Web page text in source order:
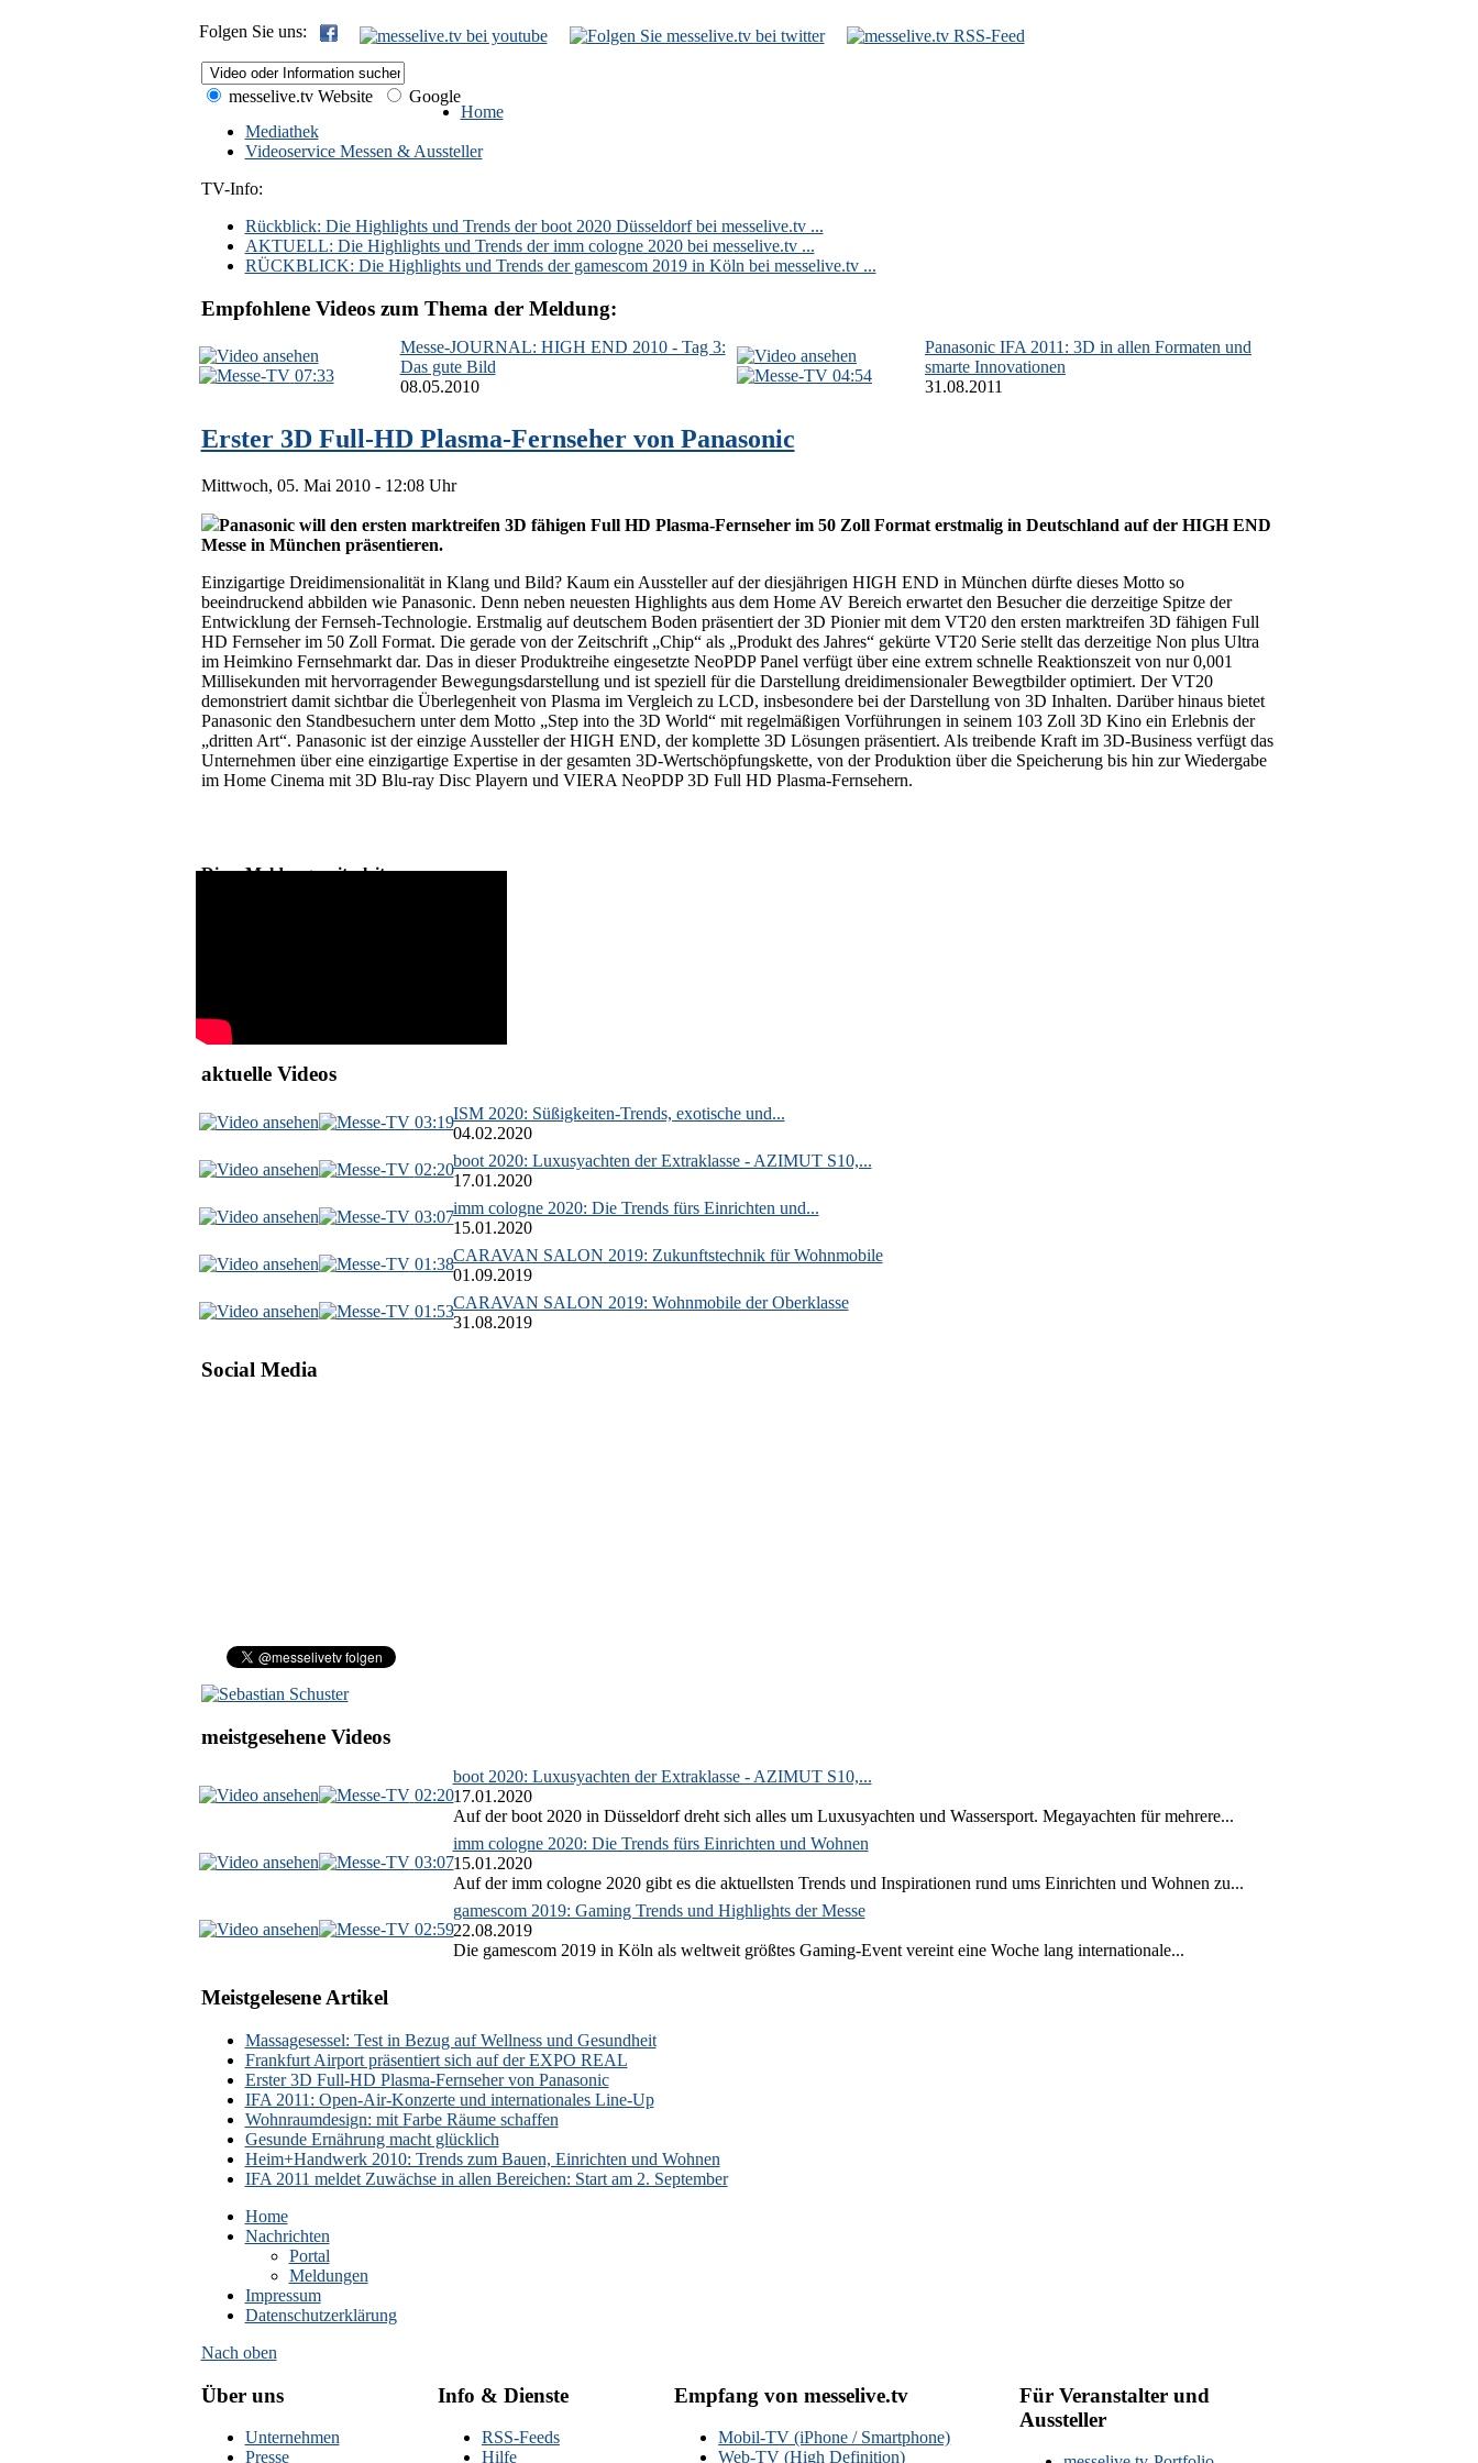
Folgen Sie uns:
messelive.tv Website
Google
Home
Mediathek
Videoservice Messen & Aussteller
TV-Info:
Rückblick: Die Highlights und Trends der boot 2020 Düsseldorf bei messelive.tv ...
AKTUELL: Die Highlights und Trends der imm cologne 2020 bei messelive.tv ...
RÜCKBLICK: Die Highlights und Trends der gamescom 2019 in Köln bei messelive.tv ...
Empfohlene Videos zum Thema der Meldung:
07:33
Messe-JOURNAL: HIGH END 2010 - Tag 3:
Das gute Bild
08.05.2010
04:54
Panasonic IFA 2011: 3D in allen Formaten und
smarte Innovationen
31.08.2011
Erster 3D Full-HD Plasma-Fernseher von Panasonic
Mittwoch, 05. Mai 2010 - 12:08 Uhr
Panasonic will den ersten marktreifen 3D fähigen Full HD Plasma-Fernseher im 50 Zoll Format erstmalig in Deutschland auf der HIGH END
Messe in München präsentieren.
Einzigartige Dreidimensionalität in Klang und Bild? Kaum ein Aussteller auf der diesjährigen HIGH END in München dürfte dieses Motto so
beeindruckend abbilden wie Panasonic. Denn neben neuesten Highlights aus dem Home AV Bereich erwartet den Besucher die derzeitige Spitze der
Entwicklung der Fernseh-Technologie. Erstmalig auf deutschem Boden präsentiert der 3D Pionier mit dem VT20 den ersten marktreifen 3D fähigen Full
HD Fernseher im 50 Zoll Format. Die gerade von der Zeitschrift „Chip“ als „Produkt des Jahres“ gekürte VT20 Serie stellt das derzeitige Non plus Ultra
im Heimkino Fernsehmarkt dar. Das in dieser Produktreihe eingesetzte NeoPDP Panel verfügt über eine extrem schnelle Reaktionszeit von nur 0,001
Millisekunden mit hervorragender Bewegungsdarstellung und ist speziell für die Darstellung dreidimensionaler Bewegtbilder optimiert. Der VT20
demonstriert damit sichtbar die Überlegenheit von Plasma im Vergleich zu LCD, insbesondere bei der Darstellung von 3D Inhalten. Darüber hinaus bietet
Panasonic den Standbesuchern unter dem Motto „Step into the 3D World“ mit regelmäßigen Vorführungen in seinem 103 Zoll 3D Kino ein Erlebnis der
„dritten Art“. Panasonic ist der einzige Aussteller der HIGH END, der komplette 3D Lösungen präsentiert. Als treibende Kraft im 3D-Business verfügt das
Unternehmen über eine einzigartige Expertise in der gesamten 3D-Wertschöpfungskette, von der Produktion über die Speicherung bis hin zur Wiedergabe
im Home Cinema mit 3D Blu-ray Disc Playern und VIERA NeoPDP 3D Full HD Plasma-Fernsehern.
Diese Meldung weiterleiten:
aktuelle Videos
03:19ISM 2020: Süßigkeiten-Trends, exotische und...
04.02.2020
02:20boot 2020: Luxusyachten der Extraklasse - AZIMUT S10,...
17.01.2020
03:07imm cologne 2020: Die Trends fürs Einrichten und...
15.01.2020
01:38CARAVAN SALON 2019: Zukunftstechnik für Wohnmobile
01.09.2019
01:53CARAVAN SALON 2019: Wohnmobile der Oberklasse
31.08.2019
Social Media
meistgesehene Videos
02:20
boot 2020: Luxusyachten der Extraklasse - AZIMUT S10,...
17.01.2020
Auf der boot 2020 in Düsseldorf dreht sich alles um Luxusyachten und Wassersport. Megayachten für mehrere...
03:07
imm cologne 2020: Die Trends fürs Einrichten und Wohnen
15.01.2020
Auf der imm cologne 2020 gibt es die aktuellsten Trends und Inspirationen rund ums Einrichten und Wohnen zu...
02:59
gamescom 2019: Gaming Trends und Highlights der Messe
22.08.2019
Die gamescom 2019 in Köln als weltweit größtes Gaming-Event vereint eine Woche lang internationale...
Meistgelesene Artikel
Massagesessel: Test in Bezug auf Wellness und Gesundheit
Frankfurt Airport präsentiert sich auf der EXPO REAL
Erster 3D Full-HD Plasma-Fernseher von Panasonic
IFA 2011: Open-Air-Konzerte und internationales Line-Up
Wohnraumdesign: mit Farbe Räume schaffen
Gesunde Ernährung macht glücklich
Heim+Handwerk 2010: Trends zum Bauen, Einrichten und Wohnen
IFA 2011 meldet Zuwächse in allen Bereichen: Start am 2. September
Home
Nachrichten
Portal
Meldungen
Impressum
Datenschutzerklärung
Nach oben
Über uns
Unternehmen
Presse
Info & Dienste
RSS-Feeds
Hilfe
Empfang von messelive.tv
Mobil-TV (iPhone / Smartphone)
Web-TV (High Definition)
Für Veranstalter und
Aussteller